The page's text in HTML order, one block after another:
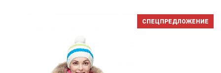
СПЕЦПРЕДЛОЖЕНИЕ